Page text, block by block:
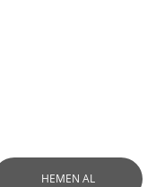
HEMEN AL